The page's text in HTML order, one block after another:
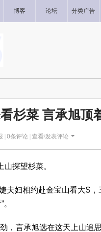
博客 论坛 分类广告
杉菜 言承旭顶
| 0条评论 | 查看/发表评论
探望杉菜。
夫妇相约赴金宝山看大S
，言承旭选在这天上山追